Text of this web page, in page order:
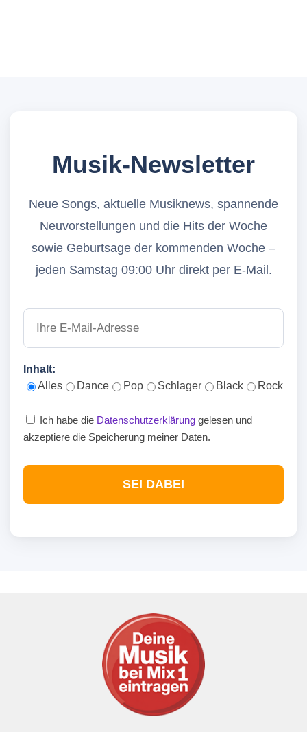
Musik-Newsletter
Neue Songs, aktuelle Musiknews, spannende
Neuvorstellungen und die Hits der Woche
sowie Geburtsage der kommenden Woche –
jeden Samstag 09:00 Uhr direkt per E-Mail.
Inhalt:
Alles
Dance Pop Schlager Black Rock
Ich habe die Datenschutzerklärung gelesen und
akzeptiere die Speicherung meiner Daten.
SEI DABEI